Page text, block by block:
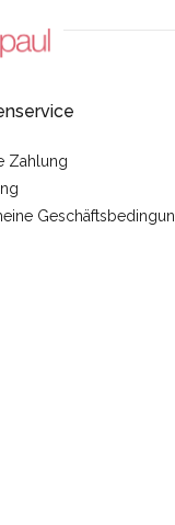
Zahlung